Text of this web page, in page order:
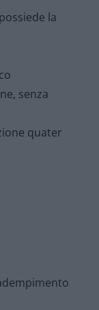
la
senza
quater